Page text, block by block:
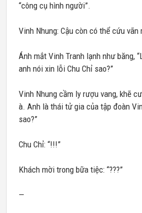
“công cụ hình người”.
Vinh Nhung: Cậu còn có thể cứu
Ánh mắt Vinh Tranh lạnh như băng,
anh nói xin lỗi Chu Chỉ sao?”
Vinh Nhung cầm ly rượu vang, khẽ
à. Anh là thái tử gia của tập đoàn
sao?”
Chu Chỉ: “!!!”
Khách mời trong bữa tiệc: “???”
—